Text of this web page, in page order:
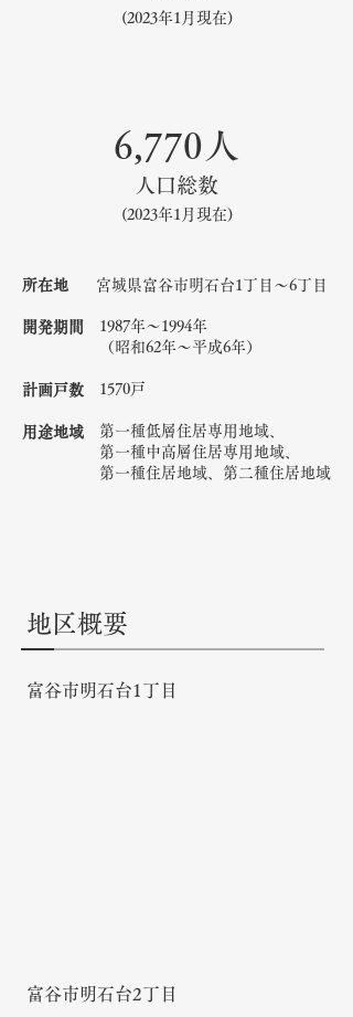
(2023年1月現在)
6,770人
人口総数
(2023年1月現在)
​所在地
開発期間
計画戸数
用途地域
宮城県富谷市明石台1丁目～6丁目
1987年～1994年
（昭和62年～平成6年）
1570戸
第一種低層住居専用地域、
第一種中高層住居専用地域、
第一種住居地域、第二種住居地域
地区概要
富谷市明石台1丁目
富谷市明石台2丁目